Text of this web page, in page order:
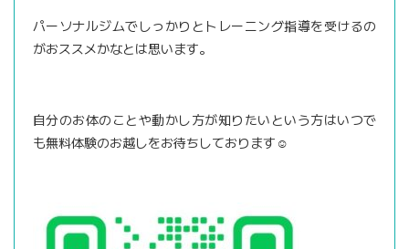
パーソナルジムでしっかりとトレーニング指導を受けるの
がおススメかなとは思います。
自分のお体のことや動かし方が知りたいという方はいつで
も無料体験のお越しをお待ちしております☺